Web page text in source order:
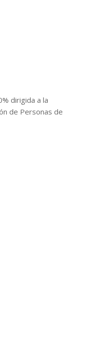
dirigida a la
de Personas de